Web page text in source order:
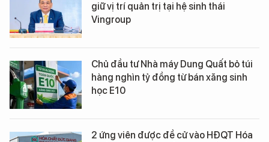
giữ vị trí quản trị tại hệ sinh thái
Vingroup
Chủ đầu tư Nhà máy Dung Quất bỏ túi
hàng nghìn tỷ đồng từ bán xăng sinh
học E10
2 ứng viên được đề cử vào HĐQT Hóa